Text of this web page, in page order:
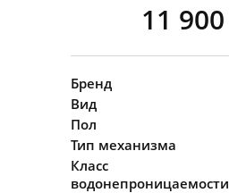
11 900
Бренд
Вид
Пол
Тип механизма
Класс
водонепроницаемости